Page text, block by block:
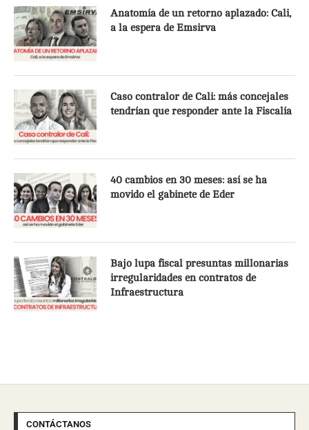
Anatomía de un retorno aplazado: Cali,
a la espera de Emsirva
Caso contralor de Cali: más concejales
tendrían que responder ante la Fiscalía
40 cambios en 30 meses: así se ha
movido el gabinete de Eder
Bajo lupa fiscal presuntas millonarias
irregularidades en contratos de
Infraestructura
CONTÁCTANOS